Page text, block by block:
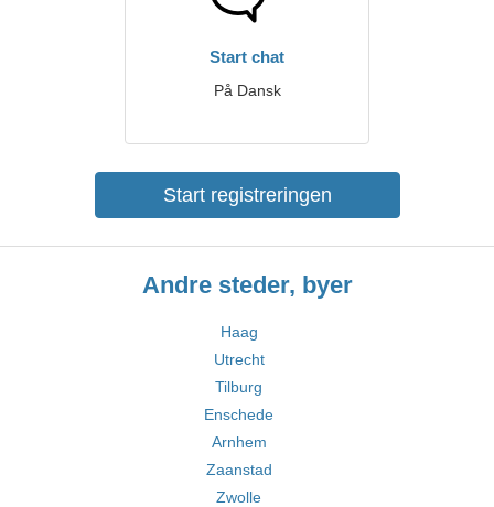
Start chat
På Dansk
Start registreringen
Andre steder, byer
Haag
Utrecht
Tilburg
Enschede
Arnhem
Zaanstad
Zwolle